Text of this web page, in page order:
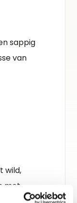
sappig
van
wild,
met